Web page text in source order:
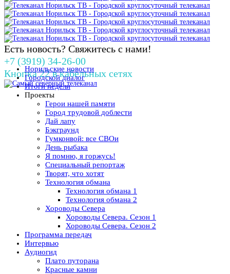
Есть новость? Свяжитесь с нами!
+7 (3919) 34-26-00
Кнопка 22 в кабельных сетях
Норильские новости
Городской диалог
Итоги недели
Проекты
Герои нашей памяти
Город трудовой доблести
Дай лапу
Бэкграунд
Гумконвой: все СВОи
День рыбака
Я помню, я горжусь!
Специальный репортаж
Творят, что хотят
Технология обмана
Технология обмана 1
Технология обмана 2
Хороводы Севера
Хороводы Севера. Сезон 1
Хороводы Севера. Сезон 2
Программа передач
Интервью
Аудиогид
Плато путорана
Красные камни